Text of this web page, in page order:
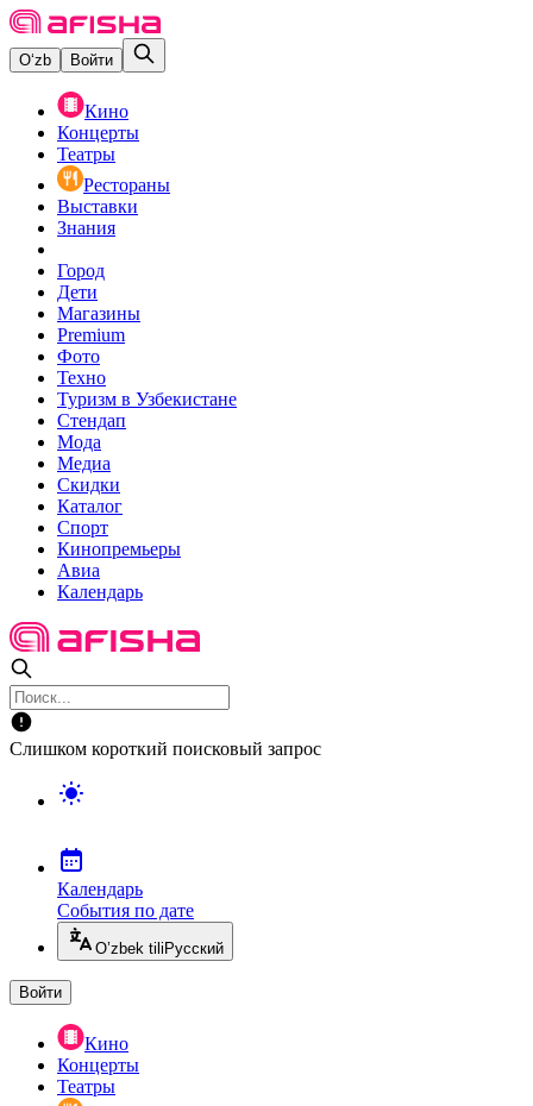
O‘zb Войти
Кино
Концерты
Театры
Рестораны
Выставки
Знания
Город
Дети
Магазины
Premium
Фото
Техно
Туризм в Узбекистане
Стендап
Мода
Медиа
Скидки
Каталог
Спорт
Кинопремьеры
Авиа
Календарь
Слишком короткий поисковый запрос
Календарь
События по дате
O’zbek tili Русский
Войти
Кино
Концерты
Театры